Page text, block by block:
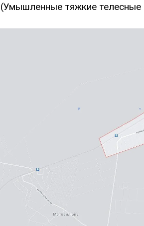
(Умышленные тяжкие телесные